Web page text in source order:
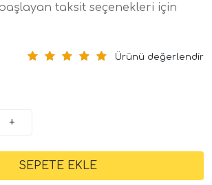
taksit seçenekleri için
Ürünü değerlendir
+